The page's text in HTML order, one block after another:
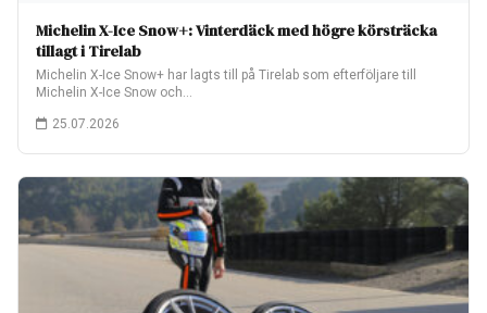
Michelin X-Ice Snow+: Vinterdäck med högre körsträcka
tillagt i Tirelab
Michelin X-Ice Snow+ har lagts till på Tirelab som efterföljare till
Michelin X-Ice Snow och…
25.07.2026